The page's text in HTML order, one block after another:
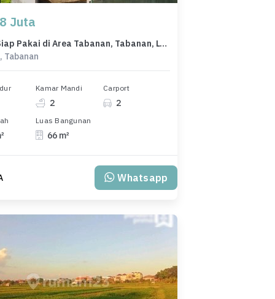
Juta
Rumah Siap Pakai di Area Tabanan, Tabanan, LT 84m²
Tabanan
Kamar Mandi
2
Carport
2
Luas Bangunan
66 m²
Whatsapp